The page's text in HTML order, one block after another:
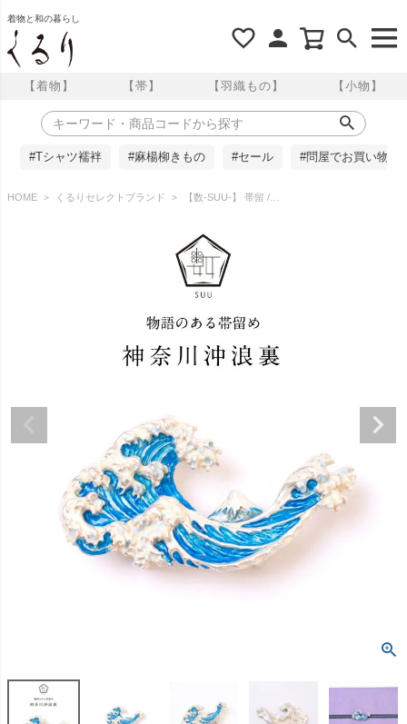
着物と和の暮らし
【着物】 【帯】 【羽織もの】 【小物】
#Tシャツ襦袢 #麻楊柳きもの #セール #問屋でお買い物
HOME くるりセレクトブランド 【数-SUU-】 帯留 /〈葛飾北斎「富嶽三十六景」〉 神奈川沖浪裏